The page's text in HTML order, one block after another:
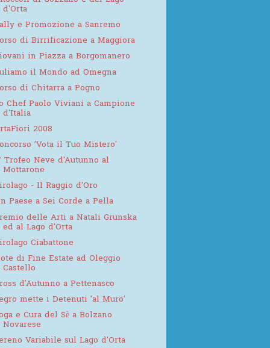
d'Orta
e Promozione a Sanremo
di Birrificazione a Maggiora
in Piazza a Borgomanero
il Mondo ad Omegna
di Chitarra a Pogno
Chef Paolo Viviani a Campione
d'Italia
2008
'Vota il Tuo Mistero'
Trofeo Neve d'Autunno al
Mottarone
- Il Raggio d'Oro
Paese a Sei Corde a Pella
delle Arti a Natali Grunska
ed al Lago d'Orta
Ciabattone
di Fine Estate ad Oleggio
Castello
d'Autunno a Pettenasco
mette i Detenuti 'al Muro'
e Cura del Sè a Bolzano
Novarese
Variabile sul Lago d'Orta